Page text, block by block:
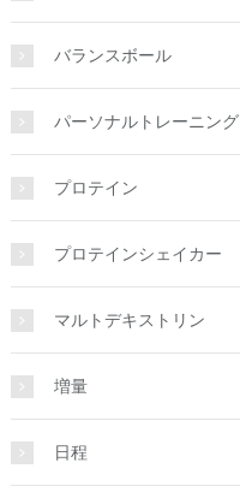
バランスボール
パーソナルトレーニング
プロテイン
プロテインシェイカー
マルトデキストリン
増量
日程